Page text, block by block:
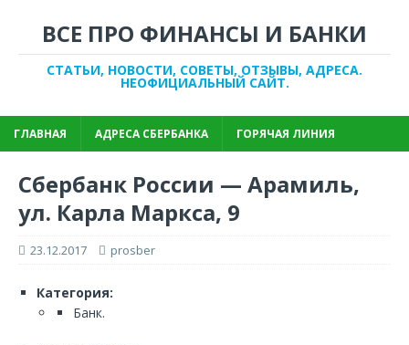
ВСЕ ПРО ФИНАНСЫ И БАНКИ
СТАТЬИ, НОВОСТИ, СОВЕТЫ, ОТЗЫВЫ, АДРЕСА.
НЕОФИЦИАЛЬНЫЙ САЙТ.
ГЛАВНАЯ АДРЕСА СБЕРБАНКА ГОРЯЧАЯ ЛИНИЯ
Сбербанк России — Арамиль,
ул. Карла Маркса, 9
23.12.2017 prosber
Категория:
Банк.